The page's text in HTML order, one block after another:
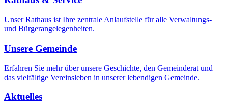
Unser Rathaus ist Ihre zentrale Anlaufstelle für alle Verwaltungs-
und Bürgerangelegenheiten.
Unsere Gemeinde
Erfahren Sie mehr über unsere Geschichte, den Gemeinderat und
das vielfältige Vereinsleben in unserer lebendigen Gemeinde.
Aktuelles